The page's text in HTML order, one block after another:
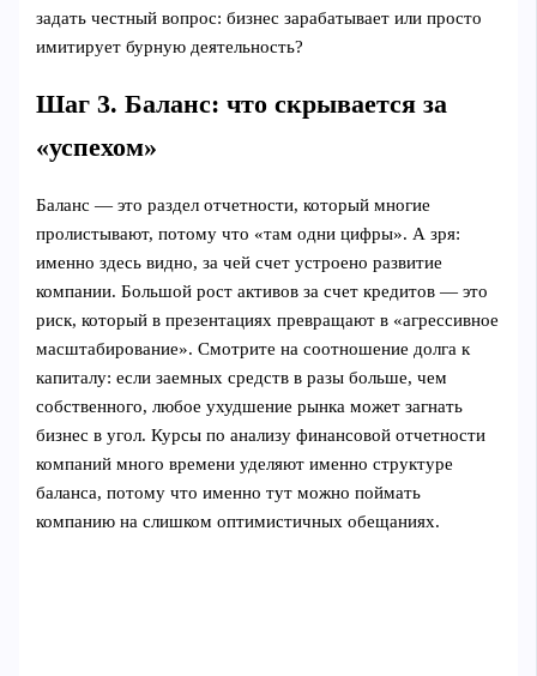
задать честный вопрос: бизнес зарабатывает или просто
имитирует бурную деятельность?
Шаг 3. Баланс: что скрывается за
«успехом»
Баланс — это раздел отчетности, который многие
пролистывают, потому что «там одни цифры». А зря:
именно здесь видно, за чей счет устроено развитие
компании. Большой рост активов за счет кредитов — это
риск, который в презентациях превращают в «агрессивное
масштабирование». Смотрите на соотношение долга к
капиталу: если заемных средств в разы больше, чем
собственного, любое ухудшение рынка может загнать
бизнес в угол. Курсы по анализу финансовой отчетности
компаний много времени уделяют именно структуре
баланса, потому что именно тут можно поймать
компанию на слишком оптимистичных обещаниях.